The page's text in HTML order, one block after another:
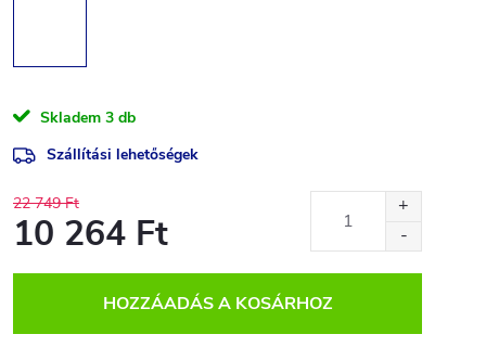
Skladem 3 db
Szállítási lehetőségek
22 749 Ft
10 264 Ft
HOZZÁADÁS A KOSÁRHOZ